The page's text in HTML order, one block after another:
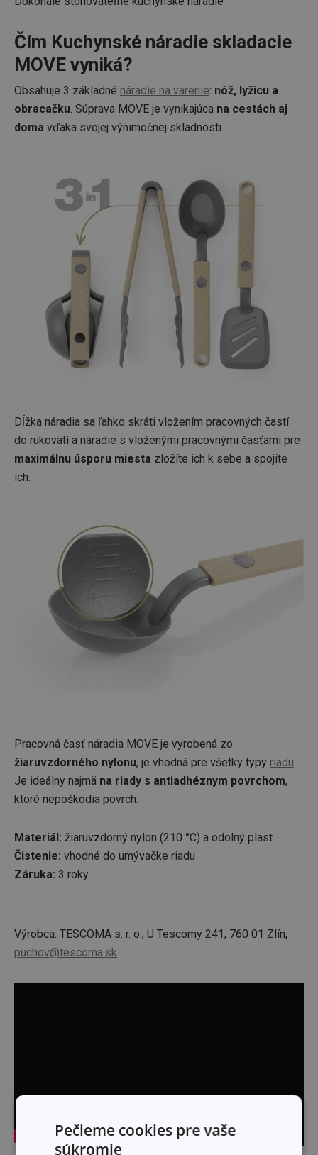
Čím Kuchynské náradie skladacie
MOVE vyniká?
Obsahuje 3 základné náradie na varenie: nôž, lyžicu a
obracačku. Súprava MOVE je vynikajúca na cestách aj
doma vďaka svojej výnimočnej skladnosti.
Dĺžka náradia sa ľahko skráti vložením pracovných častí
do rukovätí a náradie s vloženými pracovnými časťami pre
maximálnu úsporu miesta zložíte ich k sebe a spojíte
ich.
Pracovná časť náradia MOVE je vyrobená zo
žiaruvzdorného nylonu, je vhodná pre všetky typy riadu.
Je ideálny najmä na riady s antiadhéznym povrchom,
ktoré nepoškodia povrch.
Materiál: žiaruvzdorný nylon (210 °C) a odolný plast
Čistenie: vhodné do umývačke riadu
Záruka: 3 roky
Výrobca: TESCOMA s. r. o., U Tescomy 241, 760 01 Zlín;
puchov@tescoma.sk
Pečieme cookies pre vaše
súkromie